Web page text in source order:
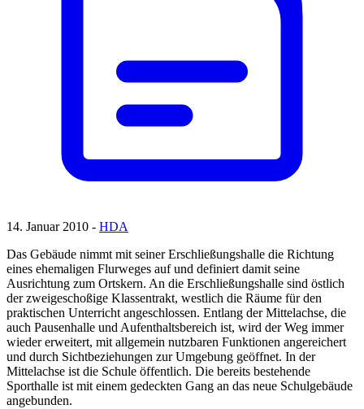
14. Januar 2010 - HDA
Das Gebäude nimmt mit seiner Erschließungshalle die Richtung
eines ehemaligen Flurweges auf und definiert damit seine
Ausrichtung zum Ortskern. An die Erschließungshalle sind östlich
der zweigeschoßige Klassentrakt, westlich die Räume für den
praktischen Unterricht angeschlossen. Entlang der Mittelachse, die
auch Pausenhalle und Aufenthaltsbereich ist, wird der Weg immer
wieder erweitert, mit allgemein nutzbaren Funktionen angereichert
und durch Sichtbeziehungen zur Umgebung geöffnet. In der
Mittelachse ist die Schule öffentlich. Die bereits bestehende
Sporthalle ist mit einem gedeckten Gang an das neue Schulgebäude
angebunden.